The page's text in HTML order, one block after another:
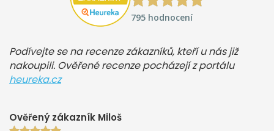
795 hodnocení
Podívejte se na recenze zákazníků, kteří u nás již
nakoupili. Ověřené recenze pocházejí z portálu
heureka.cz
Ověřený zákazník Miloš